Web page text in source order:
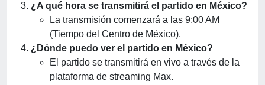
¿A qué hora se transmitirá el partido en México?
La transmisión comenzará a las 9:00 AM
(Tiempo del Centro de México).
¿Dónde puedo ver el partido en México?
El partido se transmitirá en vivo a través de la
plataforma de streaming Max.